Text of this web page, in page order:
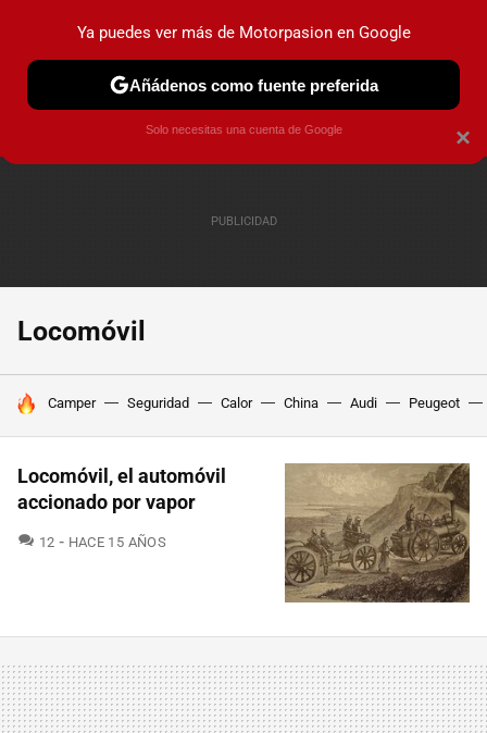
PRUEBAS COCHES ELÉCTRICOS OBSERVATORIO
Locomóvil
HOY SE HABLA DE
Camper Seguridad Calor China Audi Peugeot
Locomóvil, el automóvil
accionado por vapor
12 COMENTARIOS
HACE 15 AÑOS
×
Ya puedes ver más de Motorpasion en Google
Añádenos como fuente preferida
Solo necesitas una cuenta de Google